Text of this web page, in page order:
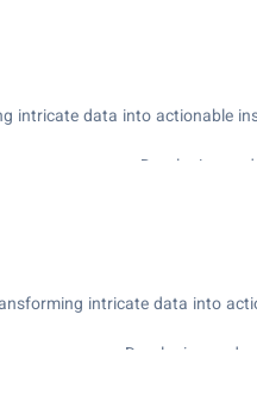
intricate data into actionable
cleaning data for analysis,
measures, calculated
intricate data into
Developing and
and cleaning data for analysis,